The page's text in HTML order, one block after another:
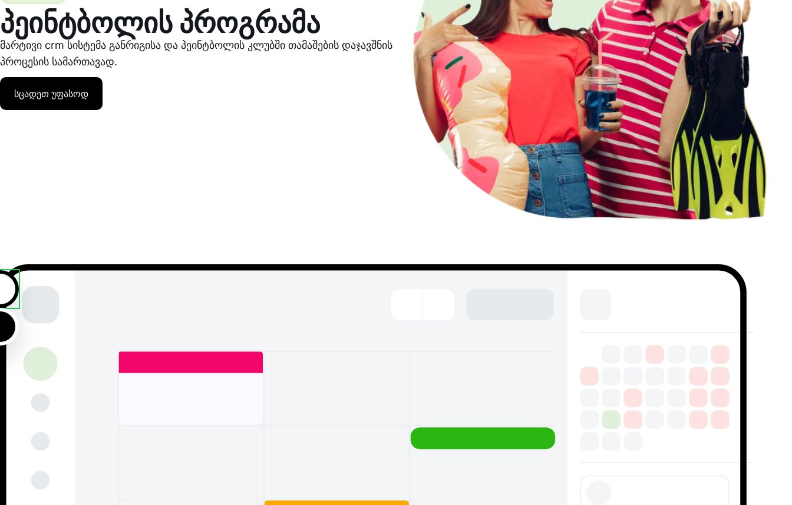
პეინტბოლის პროგრამა
მარტივი crm სისტემა განრიგისა და პეინტბოლის კლუბში თამაშების დაჯავშნის
პროცესის სამართავად.
სცადეთ უფასოდ